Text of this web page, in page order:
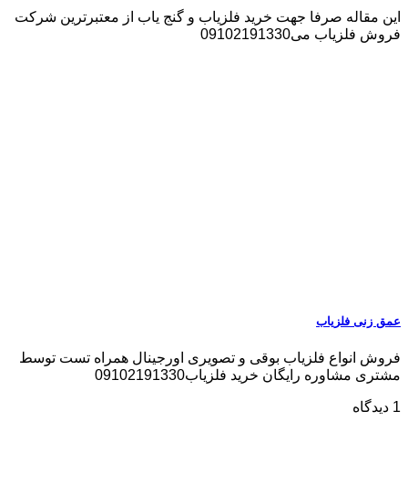
این مقاله صرفا جهت خرید فلزیاب و گنج یاب از معتبرترین شرکت
فروش فلزیاب می09102191330
عمق زنی فلزیاب
فروش انواع فلزیاب بوقی و تصویری اورجینال همراه تست توسط
مشتری مشاوره رایگان خرید فلزیاب09102191330
1 دیدگاه